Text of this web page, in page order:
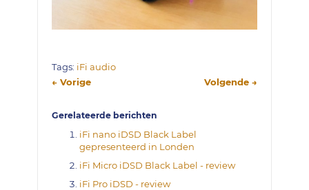
Tags: iFi audio
← Vorige
Volgende →
Gerelateerde berichten
iFi nano iDSD Black Label
gepresenteerd in Londen
iFi Micro iDSD Black Label - review
iFi Pro iDSD - review